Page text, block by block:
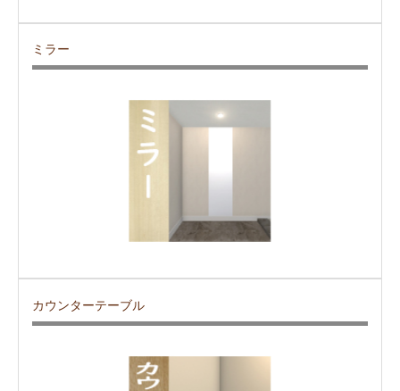
ミラー
カウンターテーブル